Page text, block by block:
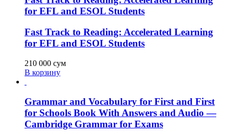
for EFL and ESOL Students
Fast Track to Reading: Accelerated Learning
for EFL and ESOL Students
210 000 сум
В корзину
Grammar and Vocabulary for First and First
for Schools Book With Answers and Audio —
Cambridge Grammar for Exams